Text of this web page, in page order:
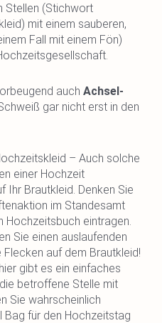
Stellen (Stichwort
mit einem sauberen,
Fall mit einem Fön)
auch Achsel-
gar nicht erst in den
– Auch solche
einer Hochzeit
Ihr Brautkleid. Denken Sie
im Standesamt
Hochzeitsbuch eintragen.
Sie einen auslaufenden
Flecken auf dem Brautkleid!
gibt es ein einfaches
betroffene Stelle mit
Sie wahrscheinlich
Bag für den Hochzeitstag